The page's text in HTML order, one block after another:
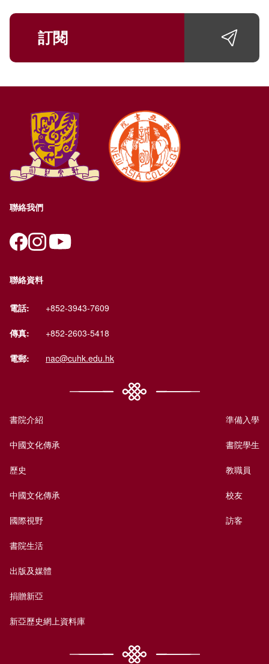
訂閱
聯絡我們
聯絡資料
電話: +852-3943-7609
傳真: +852-2603-5418
電郵: nac@cuhk.edu.hk
書院介紹
中國文化傳承
歷史
中國文化傳承
國際視野
書院生活
出版及媒體
捐贈新亞
新亞歷史網上資料庫
準備入學
書院學生
教職員
校友
訪客